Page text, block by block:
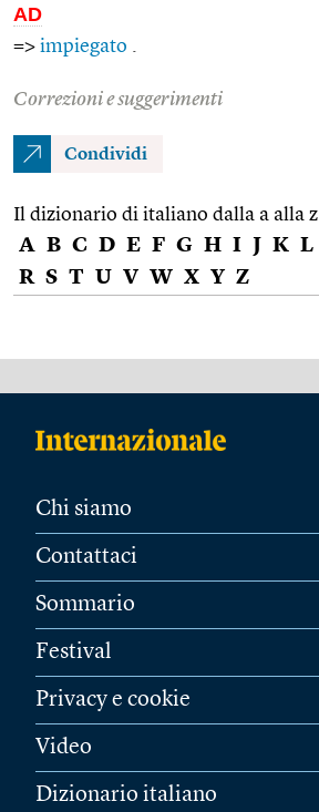
AD
=> impiegato
Correzioni e suggerimenti
Condividi
Il dizionario di italiano dalla a alla z
A B C D E F G H I J K L
R S T U V W X Y Z
Chi siamo
Contattaci
Sommario
Festival
Privacy e cookie
Video
Dizionario italiano